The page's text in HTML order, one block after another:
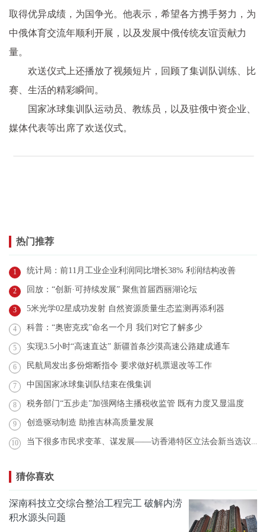
取得优异成绩，为国争光。他表示，希望各方携手努力，为
中俄体育交流年顺利开展，以及发展中俄传统友谊贡献力
量。
欢送仪式上还播放了视频短片，回顾了集训队训练、比
赛、生活的精彩瞬间。
国家冰球集训队运动员、教练员，以及驻俄中资企业、
媒体代表等出席了欢送仪式。
热门推荐
1 统计局：前11月工业企业利润同比增长38% 利润结构改善
2 回放：“创新·可持续发展” 聚焦首届西丽湖论坛
3 5米光学02星成功发射 自然资源质量生态监测再添利器
4 科普：“奥密克戎”命名一个月 我们对它了解多少
5 实现3.5小时“高速直达” 新疆首条沙漠高速公路建成通车
6 民航局发出多份熔断指令 要求做好机票退改等工作
7 中国国家冰球集训队结束在俄集训
8 税务部门“五步走”加强网络主播税收监管 既有力度又显温度
9 创造驱动制造 助推吉林高质量发展
10 当下很多市民求变革、谋发展——访香港特区立法会新当选议员张欣宇
猜你喜欢
深南科技立交综合整治工程完工 破解内涝
积水源头问题